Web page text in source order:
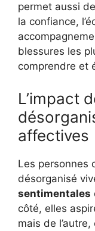
permet aussi
la confiance,
blessures les
comprendre et
L’impact
affectives
Les personnes
désorganisé
sentimentales
côté, elles
mais de